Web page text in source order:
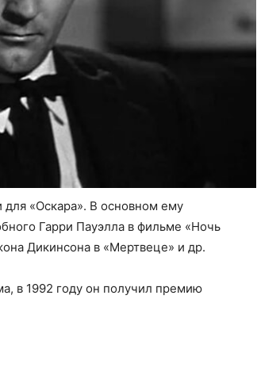
«Оскара». В основном ему
Гарри Пауэлла в фильме «Ночь
Дикинсона в «Мертвеце» и др.
в 1992 году он получил премию